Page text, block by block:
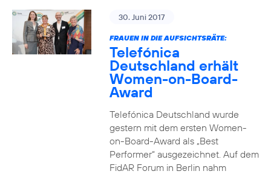
30. Juni 2017
FRAUEN IN DIE AUFSICHTSRÄTE:
Telefónica
Deutschland erhält
Women-on-Board-
Award
Telefónica Deutschland wurde
gestern mit dem ersten Women-
on-Board-Award als „Best
Performer“ ausgezeichnet. Auf dem
FidAR Forum in Berlin nahm